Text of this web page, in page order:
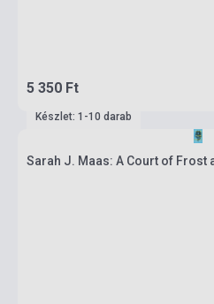
5 350 Ft
Készlet: 1-10 darab
Sarah J. Maas: A Court of Frost